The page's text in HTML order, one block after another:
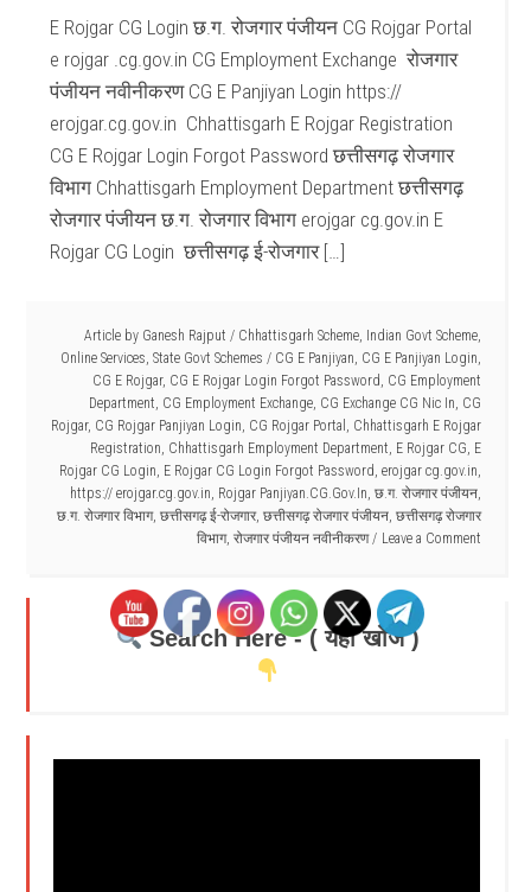
E Rojgar CG Login छ.ग. रोजगार पंजीयन CG Rojgar Portal
e rojgar .cg.gov.in CG Employment Exchange रोजगार
पंजीयन नवीनीकरण CG E Panjiyan Login https://
erojgar.cg.gov.in Chhattisgarh E Rojgar Registration
CG E Rojgar Login Forgot Password छत्तीसगढ़ रोजगार
विभाग Chhattisgarh Employment Department छत्तीसगढ़
रोजगार पंजीयन छ.ग. रोजगार विभाग erojgar cg.gov.in E
Rojgar CG Login छत्तीसगढ़ ई-रोजगार […]
Article by Ganesh Rajput / Chhattisgarh Scheme, Indian Govt Scheme,
Online Services, State Govt Schemes / CG E Panjiyan, CG E Panjiyan Login,
CG E Rojgar, CG E Rojgar Login Forgot Password, CG Employment
Department, CG Employment Exchange, CG Exchange CG Nic In, CG
Rojgar, CG Rojgar Panjiyan Login, CG Rojgar Portal , Chhattisgarh E Rojgar
Registration, Chhattisgarh Employment Department, E Rojgar CG, E
Rojgar CG Login, E Rojgar CG Login Forgot Password, erojgar cg.gov.in,
https:// erojgar.cg.gov.in, Rojgar Panjiyan.CG.Gov.In, छ.ग. रोजगार पंजीयन,
छ.ग. रोजगार विभाग, छत्तीसगढ़ ई-रोजगार, छत्तीसगढ़ रोजगार पंजीयन, छत्तीसगढ़ रोजगार
विभाग, रोजगार पंजीयन नवीनीकरण Leave a Comment
Search Here - ( यहाँ खोजें )